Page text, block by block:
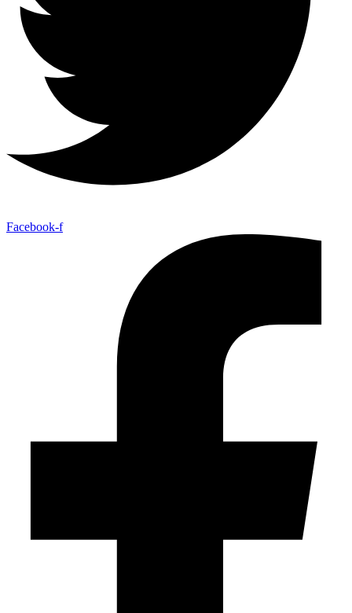
Facebook-f